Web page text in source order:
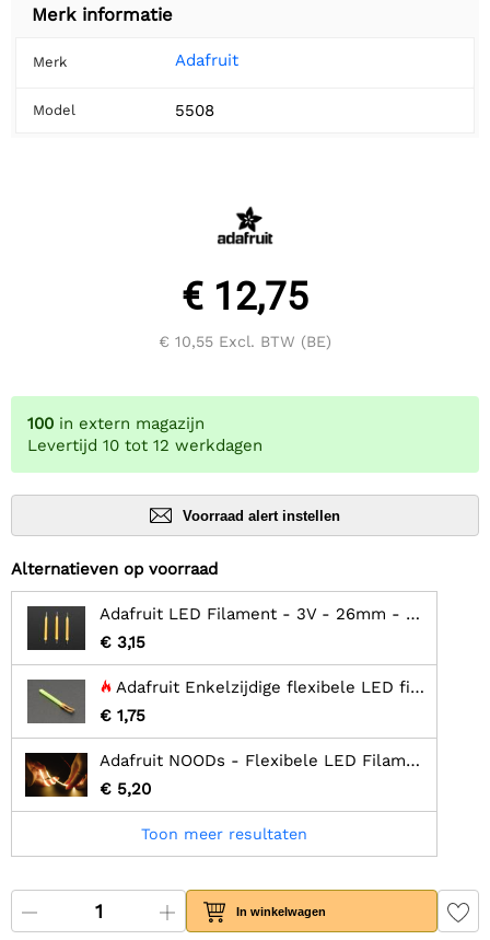
Merk informatie
Merk Adafruit
Model 5508
€ 12,75
€ 10,55 Excl. BTW (BE)
100 in extern magazijn
Levertijd 10 tot 12 werkdagen
Voorraad alert instellen
Alternatieven op voorraad
Adafruit LED Filament - 3V - 26mm - Warm wit - 3 stuks
€ 3,15
Adafruit Enkelzijdige flexibele LED filament - 3V 25mm lang - Groen
€ 1,75
Adafruit NOODs - Flexibele LED Filament - 3V - 300mm - Geel
€ 5,20
Toon meer resultaten
In winkelwagen